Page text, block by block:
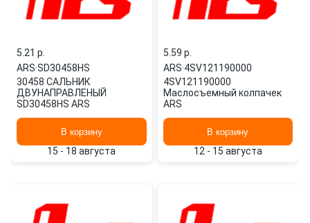
5.21 p.
ARS·SD30458HS
30458 САЛЬНИК
ДВУНАПРАВЛЕНЫЙ
SD30458HS ARS
В корзину
15 - 18 августа
5.59 p.
ARS·4SV121190000
4SV121190000
Маслосъемный колпачек
ARS
В корзину
12 - 15 августа